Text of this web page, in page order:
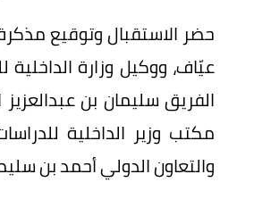
حضر الاستقبال وتوقيع مذكرة
عيّاف، ووكيل وزارة
الفريق سليمان بن
مكتب وزير الداخلية
والتعاون الدولي أحمد بن